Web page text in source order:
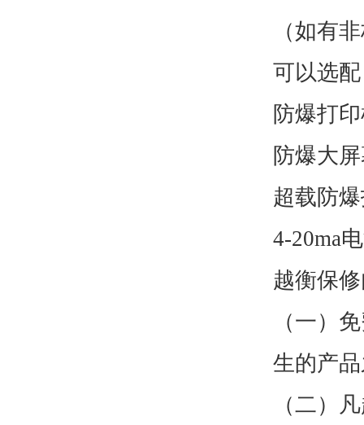
（如有
可以选配
防爆打
防爆大
超载防
4-20ma
越衡保
（一）
生的产
（二）